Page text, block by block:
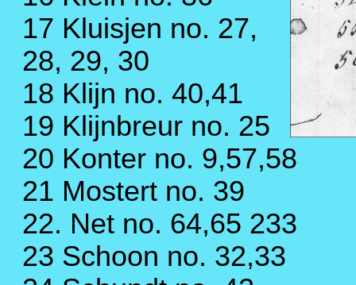
17 Kluisjen no. 27,
28, 29, 30
18 Klijn no. 40,41
19 Klijnbreur no. 25
20 Konter no. 9,57,58
21 Mostert no. 39
22. Net no. 64,65 233
23 Schoon no. 32,33